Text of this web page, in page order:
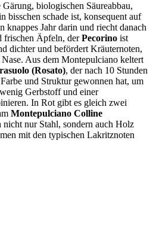
biologischen Säureabbau,
bisschen schade ist, konsequent auf
knappes Jahr darin und riecht danach
frischen Äpfeln, derPecorino ist
dichter und befördert Kräuternoten,
Aus dem Montepulciano keltert
(Rosato), der nach 10 Stunden
und Struktur gewonnen hat, um
Gerbstoff und einer
In Rot gibt es gleich zwei
Montepulciano Colline
nicht nur Stahl, sondern auch Holz
mit den typischen Lakritznoten